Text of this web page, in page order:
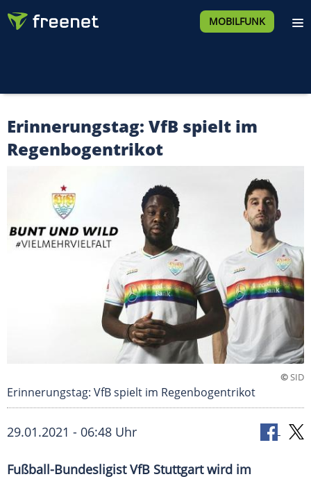
MOBILFUNK
Erinnerungstag: VfB spielt im
Regenbogentrikot
©SID
Erinnerungstag: VfB spielt im Regenbogentrikot
29.01.2021 - 06:48 Uhr
Fußball-BundesligistVfB Stuttgartwird im